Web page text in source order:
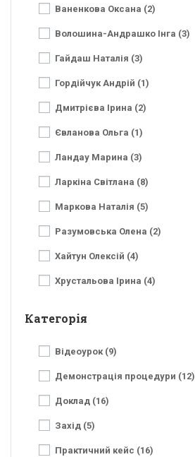
Ваненкова Оксана (2)
Волошина-Андрашко Інга (3)
Гайдаш Наталія (3)
Гордійчук Андрій (1)
Дмитрієва Ірина (2)
Євланова Ольга (1)
Ландау Марина (3)
Ларкіна Світлана (8)
Маркова Наталія (5)
Разумовська Олена (2)
Хайтун Олексій (4)
Хрустальова Ірина (4)
Категорія
Відеоурок (9)
Демонстрація процедури (12)
Доклад (16)
Захід (5)
Практичний кейс (16)